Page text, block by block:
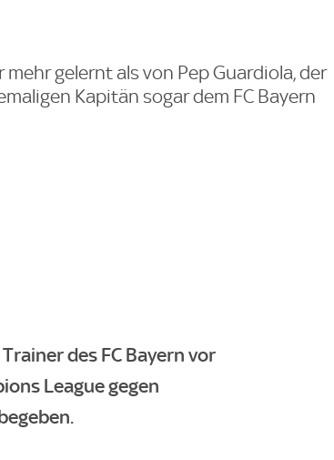
gelernt als von Pep Guardiola, der
Kapitän sogar dem FC Bayern
des FC Bayern vor
League gegen